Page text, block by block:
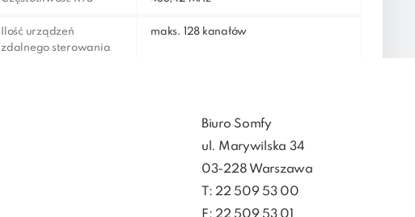
Ilość urządzeń
zdalnego sterowania
maks. 128 kanałów
od -20°C do +60°C
Biuro Somfy
ul. Marywilska 34
03-228 Warszawa
T: 22 509 53 00